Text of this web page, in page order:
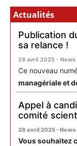
Actualités
Publication
sa relance !
28 avril 2025 - News
Ce nouveau
managériale et
Appel à
comité
28 avril 2025 - News
Vous souhaitez